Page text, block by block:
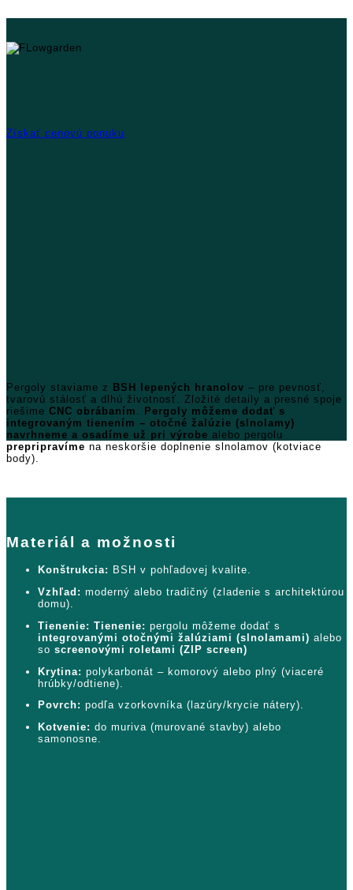
Získať cenovú ponuku
Pergoly staviame z BSH lepených hranolov – pre pevnosť,
tvarovú stálosť a dlhú životnosť. Zložité detaily a presné spoje
riešime CNC obrábaním
Pergoly môžeme dodať s
integrovaným tienením – otočné žalúzie (slnolamy)
navrhneme a osadíme už pri výrobe alebo pergolu
prepripravíme na neskoršie doplnenie slnolamov (kotviace
body).
Materiál a možnosti
Konštrukcia: BSH v pohľadovej kvalite.
Vzhľad: moderný alebo tradičný (zladenie s architektúrou
domu).
Tienenie: Tienenie: pergolu môžeme dodať s
integrovanými otočnými žalúziami (slnolamami) alebo
so screenovými roletami (ZIP screen)
Krytina: polykarbonát – komorový alebo plný (viaceré
hrúbky/odtiene).
Povrch: podľa vzorkovníka (lazúry/krycie nátery).
Kotvenie: do muriva (murované stavby) alebo
samonosne.